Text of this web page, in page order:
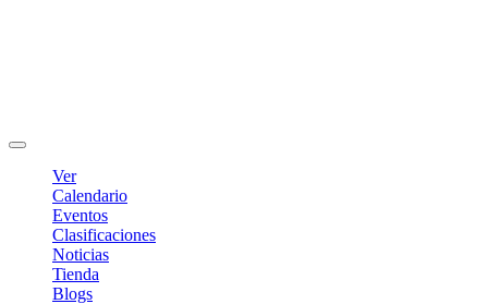
Ver
Calendario
Eventos
Clasificaciones
Noticias
Tienda
Blogs